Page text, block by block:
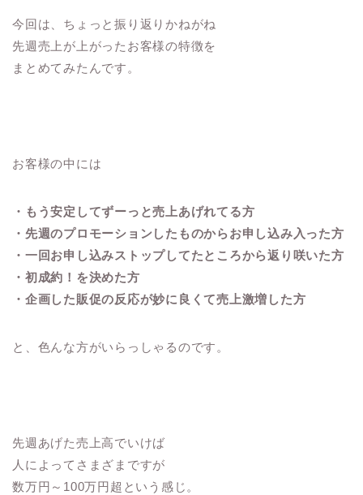
今回は、ちょっと振り返りかねがね
先週売上が上がったお客様の特徴を
まとめてみたんです。
お客様の中には
・もう安定してずーっと売上あげれてる方
・先週のプロモーションしたものからお申し込み入った方
・一回お申し込みストップしてたところから返り咲いた方
・初成約！を決めた方
・企画した販促の反応が妙に良くて売上激増した方
と、色んな方がいらっしゃるのです。
先週あげた売上高でいけば
人によってさまざまですが
数万円～100万円超という感じ。